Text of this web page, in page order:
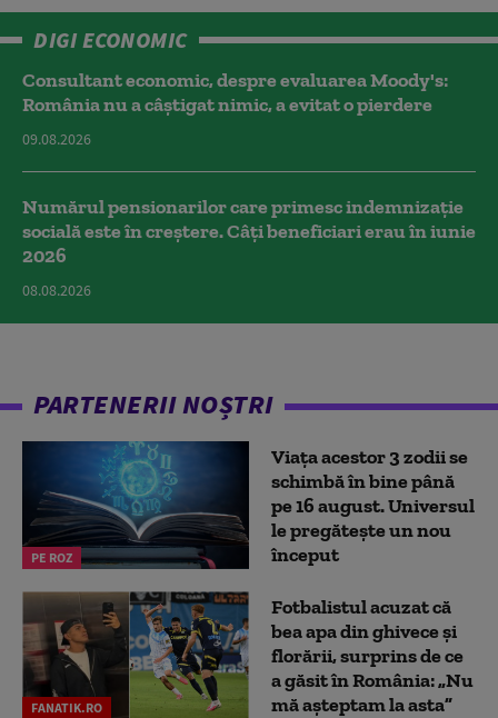
DIGI ECONOMIC
Consultant economic, despre evaluarea Moody's:
România nu a câştigat nimic, a evitat o pierdere
09.08.2026
Numărul pensionarilor care primesc indemnizaţie
socială este în creștere. Câți beneficiari erau în iunie
2026
08.08.2026
PARTENERII NOȘTRI
PE ROZ
Viața acestor 3 zodii se
schimbă în bine până
pe 16 august. Universul
le pregătește un nou
început
FANATIK.RO
Fotbalistul acuzat că
bea apa din ghivece și
florării, surprins de ce
a găsit în România: „Nu
mă așteptam la asta”